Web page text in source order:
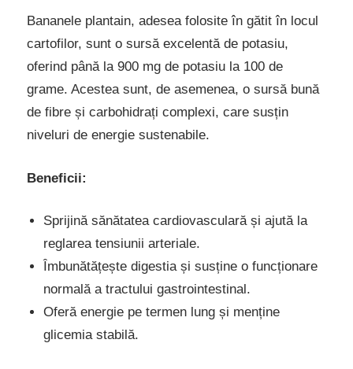
Bananele plantain, adesea folosite în gătit în locul
cartofilor, sunt o sursă excelentă de potasiu,
oferind până la 900 mg de potasiu la 100 de
grame. Acestea sunt, de asemenea, o sursă bună
de fibre și carbohidrați complexi, care susțin
niveluri de energie sustenabile.
Beneficii:
Sprijină sănătatea cardiovasculară și ajută la
reglarea tensiunii arteriale.
Îmbunătățește digestia și susține o funcționare
normală a tractului gastrointestinal.
Oferă energie pe termen lung și menține
glicemia stabilă.